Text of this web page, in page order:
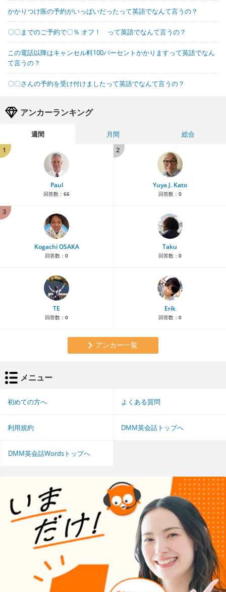
かかりつけ医の予約がいっぱいだったって英語でなんて言うの？
〇〇までのご予約で〇％ オフ！ って英語でなんて言うの？
この電話以降はキャンセル料100パーセントかかりますって英語でなん
て言うの？
〇〇さんの予約を受け付けましたって英語でなんて言うの？
アンカーランキング
週間 月間
総合
1
Paul
回答数： 66
2
Yuya J. Kato
回答数： 0
3
Kogachi OSAKA
回答数： 0
Taku
回答数： 0
TE
回答数： 0
Erik
回答数： 0
アンカー一覧
メニュー
初めての方へ よくある質問
利用規約 DMM英会話トップへ
DMM英会話Wordsトップへ